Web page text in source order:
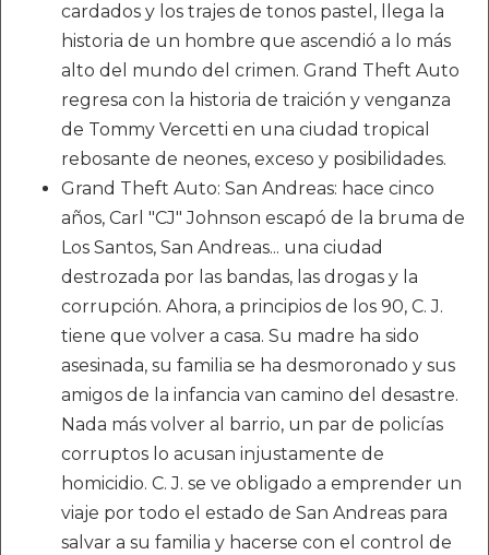
cardados y los trajes de tonos pastel, llega la
historia de un hombre que ascendió a lo más
alto del mundo del crimen. Grand Theft Auto
regresa con la historia de traición y venganza
de Tommy Vercetti en una ciudad tropical
rebosante de neones, exceso y posibilidades.
Grand Theft Auto: San Andreas: hace cinco
años, Carl "CJ" Johnson escapó de la bruma de
Los Santos, San Andreas... una ciudad
destrozada por las bandas, las drogas y la
corrupción. Ahora, a principios de los 90, C. J.
tiene que volver a casa. Su madre ha sido
asesinada, su familia se ha desmoronado y sus
amigos de la infancia van camino del desastre.
Nada más volver al barrio, un par de policías
corruptos lo acusan injustamente de
homicidio. C. J. se ve obligado a emprender un
viaje por todo el estado de San Andreas para
salvar a su familia y hacerse con el control de